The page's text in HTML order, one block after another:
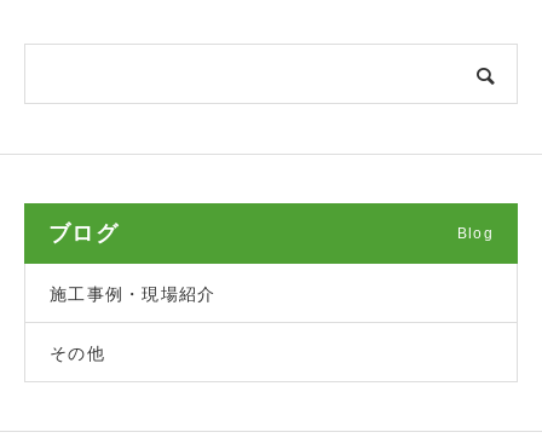
ブログ Blog
施工事例・現場紹介
その他